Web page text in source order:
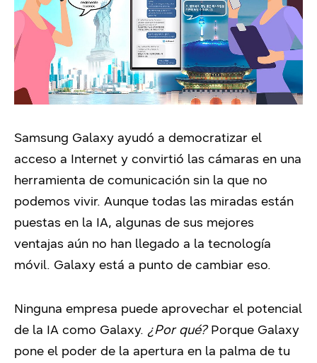
Samsung Galaxy ayudó a democratizar el
acceso a Internet y convirtió las cámaras en una
herramienta de comunicación sin la que no
podemos vivir. Aunque todas las miradas están
puestas en la IA, algunas de sus mejores
ventajas aún no han llegado a la tecnología
móvil. Galaxy está a punto de cambiar eso.
Ninguna empresa puede aprovechar el potencial
de la IA como Galaxy. ¿Por qué?Porque Galaxy
pone el poder de la apertura en la palma de tu